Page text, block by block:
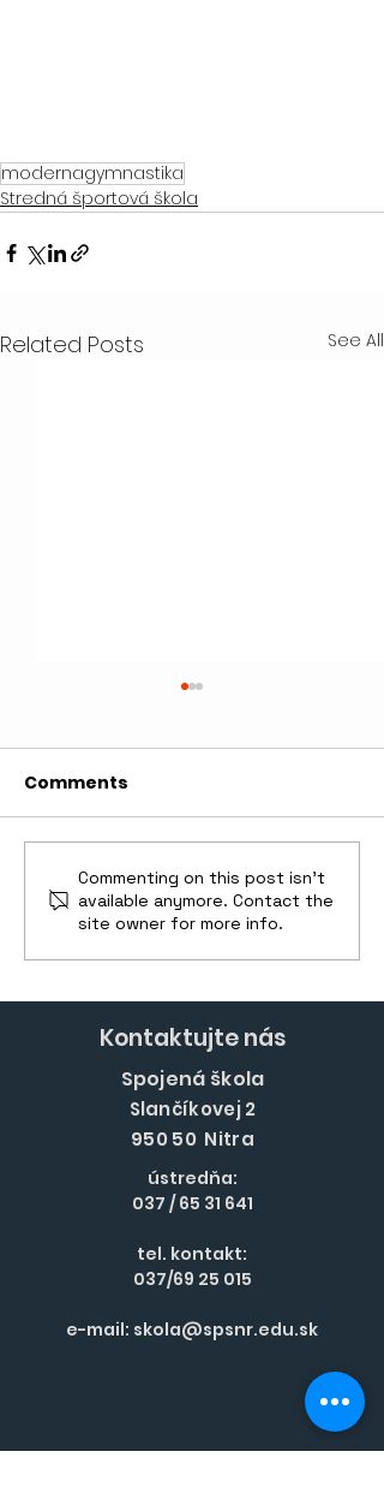
modernagymnastika
Stredná športová škola
Related Posts See All
Medzinárodná súťaž
moderných
Comments
Commenting on this post isn't
available anymore. Contact the
site owner for more info.
Kontaktujte nás
Spojená škola
Slančíkovej 2
950 50 Nitra
ústredňa:
037 /65 31 641
tel. kontakt:
037/69 25 015
e-mail: skola@spsnr.edu.sk